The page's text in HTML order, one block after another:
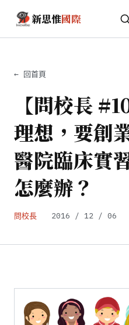
新思惟國際
← 回首頁
【問校長
理想，要創
醫院臨床實
怎麼辦？
問校長 2016 / 12 / 06